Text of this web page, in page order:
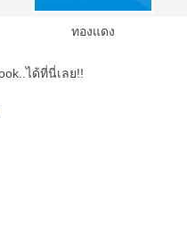
ทองแดง
ได้ที่นี่เลย!!